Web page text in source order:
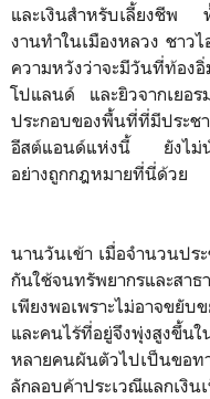
และเงินสำหรับเลี้ยงชีพ
งานทำในเมืองหลวง ชา
ความหวังว่าจะมีวันที่ท้อ
โปแลนด์ และยิวจากเยอ
ประกอบของพื้นที่ที่มีประช
อีสต์แอนด์แห่งนี้ ยังไม่นับ
อย่างถูกกฎหมายที่นี่ด้วย
นานวันเข้า เมื่อจำนวนปร
กันใช้จนทรัพยากรและสา
เพียงพอเพราะไม่อาจข
และคนไร้ที่อยู่จึงพุ่งสูงขึ้น
หลายคนผันตัวไปเป็นขอท
ลักลอบค้าประเวณีแลกเงิน